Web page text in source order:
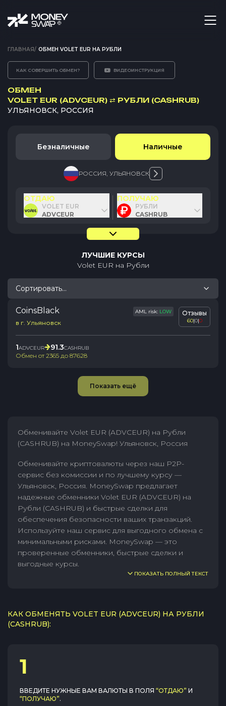
ГЛАВНАЯ/ ОБМЕН VOLET EUR НА РУБЛИ
КАК СОВЕРШИТЬ ОБМЕН? ВИДЕОИНСТРУКЦИЯ
ОБМЕН
VOLET EUR (ADVCEUR) ⇄ РУБЛИ (CASHRUB)
УЛЬЯНОВСК, РОССИЯ
Безналичные Наличные
РОССИЯ, УЛЬЯНОВСК
ОТДАЮ
VOLET EUR
ADVCEUR
ПОЛУЧАЮ
РУБЛИ
CASHRUB
ЛУЧШИЕ КУРСЫ
Volet EUR на Рубли
Сортировать...
CoinsBlack AML risk: LOW
в г. Ульяновск
Отзывы
60|0|0
1ADVCEUR 91.3CASHRUB
Обмен от2365 до 87628
Показать ещё
Обменивайте Volet EUR (ADVCEUR) на Рубли
(CASHRUB) на MoneySwap! Ульяновск, Россия
Обменивайте криптовалюты через наш P2P-
сервис без комиссии и по лучшему курсу —
Ульяновск, Россия. MoneySwap предлагает
надежные обменники Volet EUR (ADVCEUR) на
Рубли (CASHRUB) и быстрые сделки для
обеспечения безопасности ваших транзакций.
Используйте наш сервис для выгодного обмена с
минимальными рисками. MoneySwap — это
проверенные обменники, быстрые сделки и
выгодные курсы.
ПОКАЗАТЬ ПОЛНЫЙ ТЕКСТ
КАК ОБМЕНЯТЬ VOLET EUR (ADVCEUR) НА РУБЛИ
(CASHRUB):
1
ВВЕДИТЕ НУЖНЫЕ ВАМ ВАЛЮТЫ В ПОЛЯ “ОТДАЮ” И
“ПОЛУЧАЮ”.